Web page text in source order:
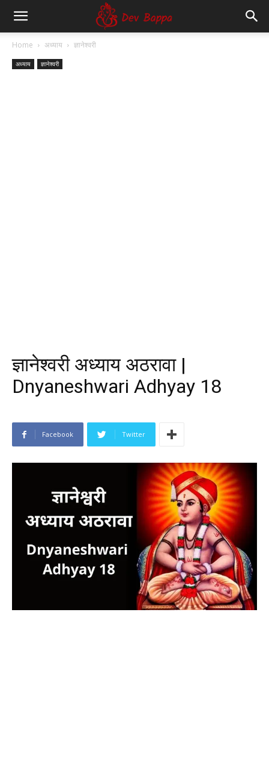
Dev
Bappa
Home अध्याय ज्ञानेश्वरी
अध्याय ज्ञानेश्वरी
ज्ञानेश्वरी अध्याय अठरावा |
Dnyaneshwari Adhyay 18
Facebook Twitter